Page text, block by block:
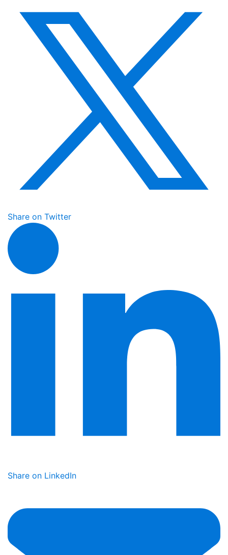
Share on Twitter
Share on LinkedIn